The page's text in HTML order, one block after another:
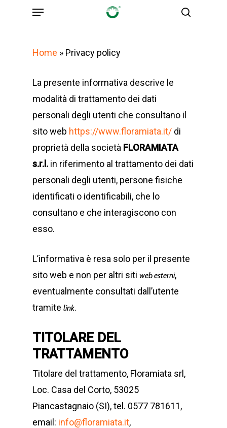
Menu
Home » Privacy policy
La presente informativa descrive le
modalità di trattamento dei dati
personali degli utenti che consultano il
sito web https://www.floramiata.it/ di
proprietà della società FLORAMIATA
s.r.l. in riferimento al trattamento dei dati
personali degli utenti, persone fisiche
identificati o identificabili, che lo
consultano e che interagiscono con
esso.
L’informativa è resa solo per il presente
sito web e non per altri siti web esterni,
eventualmente consultati dall’utente
tramite link.
TITOLARE DEL
TRATTAMENTO
Titolare del trattamento, Floramiata srl,
Loc. Casa del Corto, 53025
Piancastagnaio (SI), tel. 0577 781611,
email: info@floramiata.it,